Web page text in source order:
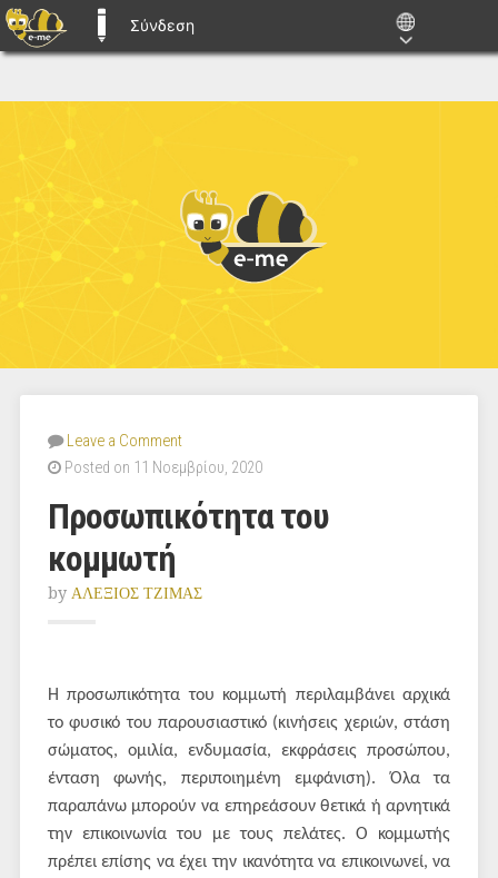
E-ME BLOGS
Σύνδεση
Leave a Comment
Posted on 11 Νοεμβρίου, 2020
Προσωπικότητα του
κομμωτή
by ΑΛΕΞΙΟΣ ΤΖΙΜΑΣ
Η προσωπικότητα του κομμωτή περιλαμβάνει αρχικά
το φυσικό του παρουσιαστικό (κινήσεις χεριών, στάση
σώματος, ομιλία, ενδυμασία, εκφράσεις προσώπου,
ένταση φωνής, περιποιημένη εμφάνιση). Όλα τα
παραπάνω μπορούν να επηρεάσουν θετικά ή αρνητικά
την επικοινωνία του με τους πελάτες. Ο κομμωτής
πρέπει επίσης να έχει την ικανότητα να επικοινωνεί, να